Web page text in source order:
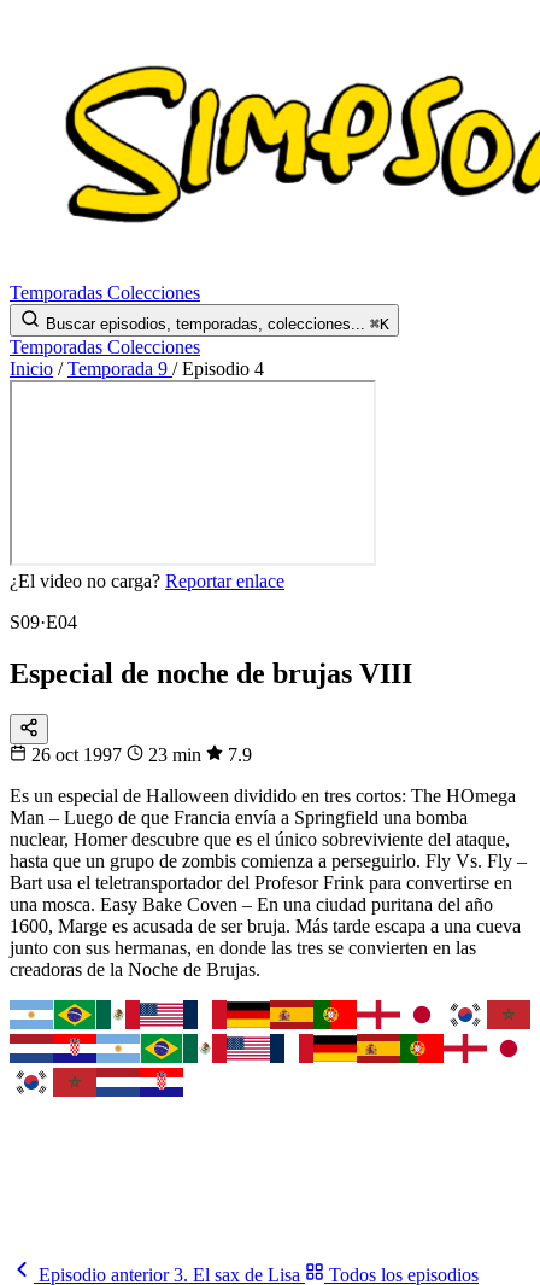
Temporadas Colecciones
Buscar episodios, temporadas, colecciones... ⌘K
Temporadas Colecciones
Inicio / Temporada 9 / Episodio 4
¿El video no carga? Reportar enlace
S09·E04
Especial de noche de brujas VIII
26 oct 1997 23 min
7.9
Es un especial de Halloween dividido en tres cortos: The HOmega
Man – Luego de que Francia envía a Springfield una bomba
nuclear, Homer descubre que es el único sobreviviente del ataque,
hasta que un grupo de zombis comienza a perseguirlo. Fly Vs. Fly –
Bart usa el teletransportador del Profesor Frink para convertirse en
una mosca. Easy Bake Coven – En una ciudad puritana del año
1600, Marge es acusada de ser bruja. Más tarde escapa a una cueva
junto con sus hermanas, en donde las tres se convierten en las
creadoras de la Noche de Brujas.
Episodio anterior3. El sax de Lisa
Todos los episodios